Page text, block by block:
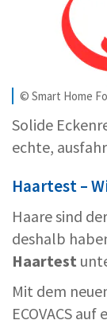
© Smart Home
Solide
echte,
Haartest –
Haare sind
deshalb
Haartest
Mit dem
ECOVACS